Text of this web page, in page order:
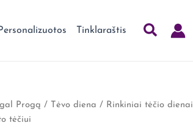
Personalizuotos Tinklaraštis
Progą / Tėvo diena / Rinkiniai tėčio dienai
tėčiui